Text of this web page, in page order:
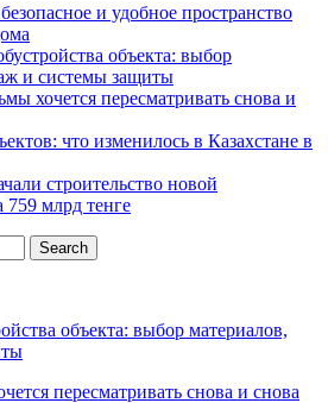
и удобное пространство
объекта: выбор
и системы защиты
хочется пересматривать снова и
что изменилось в Казахстане в
строительство новой
759 млрд тенге
объекта: выбор материалов,
пересматривать снова и снова